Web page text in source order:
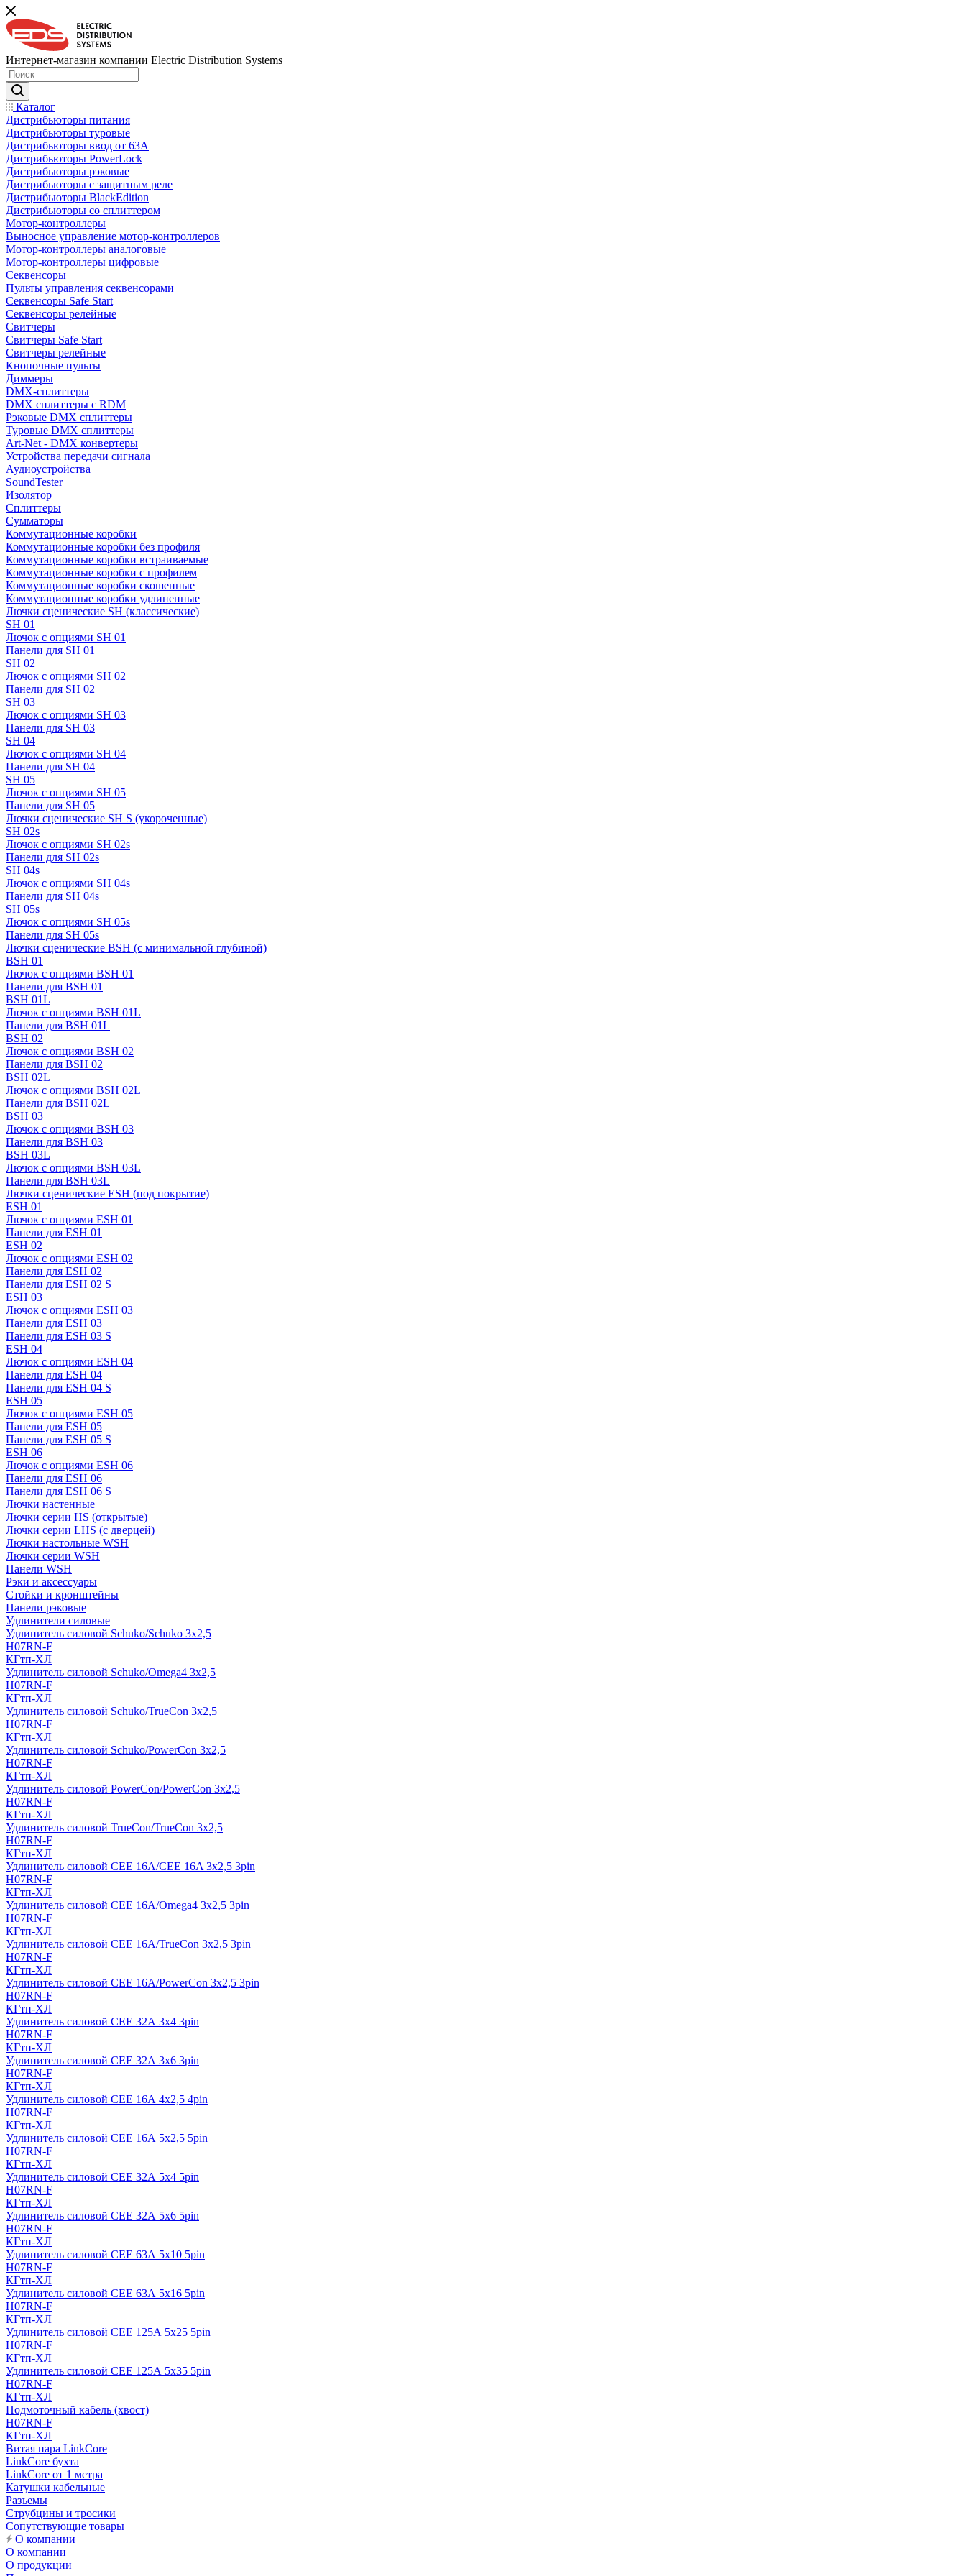
Интернет-магазин компании Electric Distribution Systems
Каталог
Дистрибьюторы питания
Дистрибьюторы туровые
Дистрибьюторы ввод от 63A
Дистрибьюторы PowerLock
Дистрибьюторы рэковые
Дистрибьюторы с защитным реле
Дистрибьюторы BlackEdition
Дистрибьюторы со сплиттером
Мотор-контроллеры
Выносное управление мотор-контроллеров
Мотор-контроллеры аналоговые
Мотор-контроллеры цифровые
Секвенсоры
Пульты управления секвенсорами
Секвенсоры Safe Start
Секвенсоры релейные
Свитчеры
Свитчеры Safe Start
Свитчеры релейные
Кнопочные пульты
Диммеры
DMX-сплиттеры
DMX сплиттеры с RDM
Рэковые DMX сплиттеры
Туровые DMX сплиттеры
Art-Net - DMX конвертеры
Устройства передачи сигнала
Аудиоустройства
SoundTester
Изолятор
Сплиттеры
Сумматоры
Коммутационные коробки
Коммутационные коробки без профиля
Коммутационные коробки встраиваемые
Коммутационные коробки с профилем
Коммутационные коробки скошенные
Коммутационные коробки удлиненные
Лючки сценические SH (классические)
SH 01
Лючок с опциями SH 01
Панели для SH 01
SH 02
Лючок с опциями SH 02
Панели для SH 02
SH 03
Лючок с опциями SH 03
Панели для SH 03
SH 04
Лючок с опциями SH 04
Панели для SH 04
SH 05
Лючок с опциями SH 05
Панели для SH 05
Лючки сценические SH S (укороченные)
SH 02s
Лючок с опциями SH 02s
Панели для SH 02s
SH 04s
Лючок с опциями SH 04s
Панели для SH 04s
SH 05s
Лючок с опциями SH 05s
Панели для SH 05s
Лючки сценические BSH (с минимальной глубиной)
BSH 01
Лючок с опциями BSH 01
Панели для BSH 01
BSH 01L
Лючок с опциями BSH 01L
Панели для BSH 01L
BSH 02
Лючок с опциями BSH 02
Панели для BSH 02
BSH 02L
Лючок с опциями BSH 02L
Панели для BSH 02L
BSH 03
Лючок с опциями BSH 03
Панели для BSH 03
BSH 03L
Лючок с опциями BSH 03L
Панели для BSH 03L
Лючки сценические ESH (под покрытие)
ESH 01
Лючок с опциями ESH 01
Панели для ESH 01
ESH 02
Лючок с опциями ESH 02
Панели для ESH 02
Панели для ESH 02 S
ESH 03
Лючок с опциями ESH 03
Панели для ESH 03
Панели для ESH 03 S
ESH 04
Лючок с опциями ESH 04
Панели для ESH 04
Панели для ESH 04 S
ESH 05
Лючок с опциями ESH 05
Панели для ESH 05
Панели для ESH 05 S
ESH 06
Лючок с опциями ESH 06
Панели для ESH 06
Панели для ESH 06 S
Лючки настенные
Лючки серии HS (открытые)
Лючки серии LHS (с дверцей)
Лючки настольные WSH
Лючки серии WSH
Панели WSH
Рэки и аксессуары
Стойки и кронштейны
Панели рэковые
Удлинители силовые
Удлинитель силовой Schuko/Schuko 3х2,5
H07RN-F
КГтп-ХЛ
Удлинитель силовой Schuko/Omega4 3х2,5
H07RN-F
КГтп-ХЛ
Удлинитель силовой Schuko/TrueCon 3х2,5
H07RN-F
КГтп-ХЛ
Удлинитель силовой Schuko/PowerCon 3х2,5
H07RN-F
КГтп-ХЛ
Удлинитель силовой PowerCon/PowerCon 3х2,5
H07RN-F
КГтп-ХЛ
Удлинитель силовой TrueCon/TrueCon 3х2,5
H07RN-F
КГтп-ХЛ
Удлинитель силовой CEE 16A/CEE 16A 3х2,5 3pin
H07RN-F
КГтп-ХЛ
Удлинитель силовой CEE 16A/Omega4 3х2,5 3pin
H07RN-F
КГтп-ХЛ
Удлинитель силовой CEE 16A/TrueCon 3х2,5 3pin
H07RN-F
КГтп-ХЛ
Удлинитель силовой CEE 16A/PowerCon 3х2,5 3pin
H07RN-F
КГтп-ХЛ
Удлинитель силовой CEE 32А 3х4 3pin
H07RN-F
КГтп-ХЛ
Удлинитель силовой CEE 32А 3х6 3pin
H07RN-F
КГтп-ХЛ
Удлинитель силовой CEE 16А 4х2,5 4pin
H07RN-F
КГтп-ХЛ
Удлинитель силовой CEE 16А 5x2,5 5pin
H07RN-F
КГтп-ХЛ
Удлинитель силовой CEE 32А 5x4 5pin
H07RN-F
КГтп-ХЛ
Удлинитель силовой CEE 32А 5x6 5pin
H07RN-F
КГтп-ХЛ
Удлинитель силовой CEE 63А 5x10 5pin
H07RN-F
КГтп-ХЛ
Удлинитель силовой CEE 63А 5x16 5pin
H07RN-F
КГтп-ХЛ
Удлинитель силовой CEE 125А 5x25 5pin
H07RN-F
КГтп-ХЛ
Удлинитель силовой CEE 125А 5x35 5pin
H07RN-F
КГтп-ХЛ
Подмоточный кабель (хвост)
H07RN-F
КГтп-ХЛ
Витая пара LinkCore
LinkCore бухта
LinkCore от 1 метра
Катушки кабельные
Разъемы
Струбцины и тросики
Сопутствующие товары
О компании
О компании
О продукции